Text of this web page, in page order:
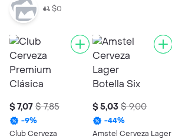
$0
$ 7,07 $ 7,85
-9%
Club Cerveza
$ 5,03 $ 9,00
-44%
Amstel Cerveza Lager